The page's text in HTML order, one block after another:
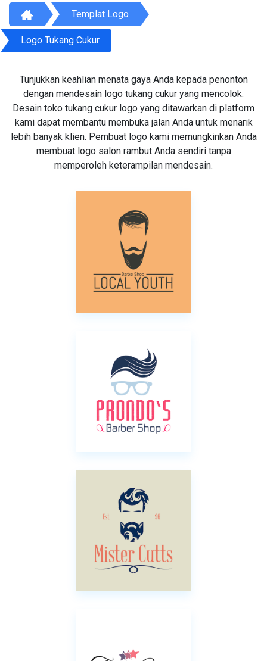
Templat Logo
Logo Tukang Cukur
Tunjukkan keahlian menata gaya Anda kepada penonton
dengan mendesain logo tukang cukur yang mencolok.
Desain toko tukang cukur logo yang ditawarkan di platform
kami dapat membantu membuka jalan Anda untuk menarik
lebih banyak klien. Pembuat logo kami memungkinkan Anda
membuat logo salon rambut Anda sendiri tanpa
memperoleh keterampilan mendesain.